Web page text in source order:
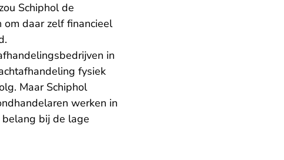
Schiphol de
daar zelf financieel
in
fysiek
Maar Schiphol
werken in
bij de lage